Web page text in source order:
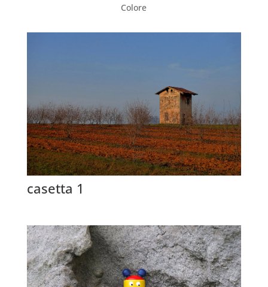
Colore
casetta 1